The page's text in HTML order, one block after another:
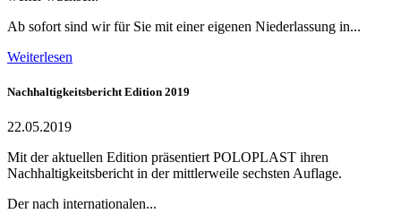
Ab sofort sind wir für Sie mit einer eigenen Niederlassung in...
Weiterlesen
Nachhaltigkeitsbericht Edition 2019
22.05.2019
Mit der aktuellen Edition präsentiert POLOPLAST ihren
Nachhaltigkeitsbericht in der mittlerweile sechsten Auflage.
Der nach internationalen...